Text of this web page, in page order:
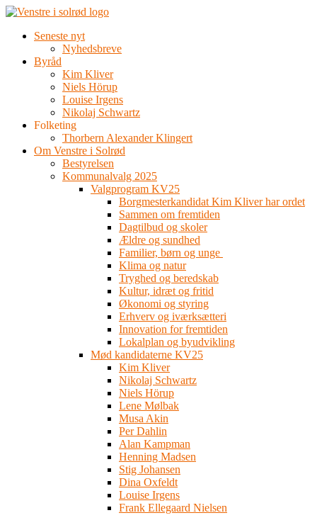
Videre
indholdSeneste nyt
Nyhedsbreve
Byråd
Kim Kliver
Niels Hörup
Louise Irgens
Nikolaj Schwartz
Folketing
Thorbern Alexander Klingert
Om Venstre i Solrød
Bestyrelsen
Kommunalvalg 2025
Valgprogram KV25
Borgmesterkandidat Kim Kliver har ordet
Sammen om fremtiden
Dagtilbud og skoler
Ældre og sundhed
Familier, børn og unge
Klima og natur
Tryghed og beredskab
Kultur, idræt og fritid
Økonomi og styring
Erhverv og iværksætteri
Innovation for fremtiden
Lokalplan og byudvikling
Mød kandidaterne KV25
Kim Kliver
Nikolaj Schwartz
Niels Hörup
Lene Mølbak
Musa Akin
Per Dahlin
Alan Kampman
Henning Madsen
Stig Johansen
Dina Oxfeldt
Louise Irgens
Frank Ellegaard Nielsen